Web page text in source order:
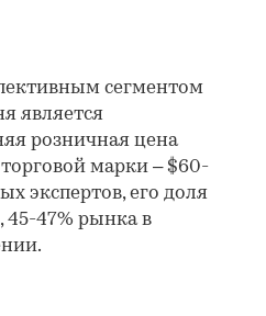
сегментом
является
розничная цена
марки – $60-
экспертов, его доля
45-47% рынка в